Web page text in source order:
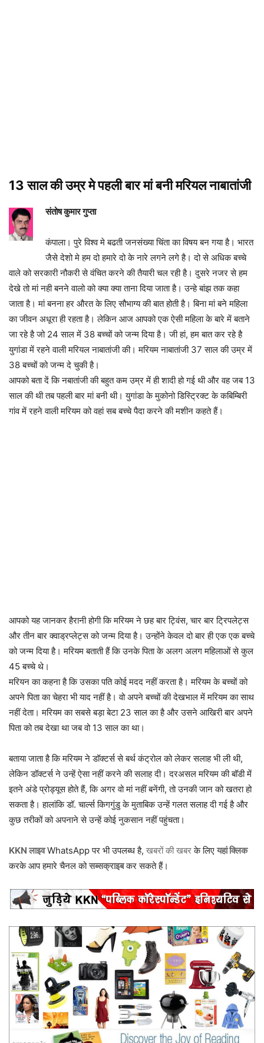
​13 साल की उम्र मे पहली बार मां बनी मरियल नाबातांजी
संतोष कुमार गुप्ता
कंपाला। पुरे विश्व मे बढती जनसंख्या चिंता का विषय बन गया है। भारत
जैसे देशो मे हम दो हमारे दो के नारे लगने लगे है। दो से अधिक बच्चे
वाले को सरकारी नौकरी से वंचित करने की तैयारी चल रही है। दुसरे नजर से हम
देखे तो मां नही बनने वालो को क्या क्या ताना दिया जाता है। उन्हे बांझ तक कहा
जाता है। मां बनना हर औरत के लिए सौभाग्य की बात होती है। बिना मां बने महिला
का जीवन अधूरा ही रहता है। लेकिन आज आपको एक ऐसी महिला के बारे में बताने
जा रहे है जो 24 साल में 38 बच्चों को जन्म दिया है। जी हां, हम बात कर रहे है
युगांडा में रहने वाली मरियल नाबातांजी की। मरियम नाबातांजी 37 साल की उम्र में
38 बच्चों को जन्म दे चुकी है।
आपको बता दें कि नबातांजी की बहुत कम उम्र में ही शादी हो गई थी और वह जब 13
साल की थी तब पहली बार मां बनी थी। युगांडा के मुकोनो डिस्ट्रिक्ट के कबिम्बिरी
गांव में रहने वाली मरियम को वहां सब बच्चे पैदा करने की मशीन कहते हैं।
आपको यह जानकर हैरानी होगी कि मरियम ने छह बार ट्विंस, चार बार ट्रिपलेट्स
और तीन बार क्वाड्रप्लेट्स को जन्म दिया है। उन्होंने केवल दो बार ही एक एक बच्चे
को जन्म दिया है। मरियम बताती हैं कि उनके पिता के अलग अलग महिलाओं से कुल
45 बच्चे थे।
मरियन का कहना है कि उसका पति कोई मदद नहीं करता है। मरियम के बच्चों को
अपने पिता का चेहरा भी याद नहीं है। वो अपने बच्चों की देखभाल में मरियम का साथ
नहीं देता। मरियम का सबसे बड़ा बेटा 23 साल का है और उसने आखिरी बार अपने
पिता को तब देखा था जब वो 13 साल का था।
बताया जाता है कि मरियम ने डॉक्टर्स से बर्थ कंट्रोल को लेकर सलाह भी ली थी,
लेकिन डॉक्टर्स ने उन्हें ऐसा नहीं करने की सलाह दी। दरअसल मरियम की बॉडी में
इतने अंडे प्रोड्यूस होते हैं, कि अगर वो मां नहीं बनेंगी, तो उनकी जान को खतरा हो
सकता है। हालांकि डॉ. चार्ल्स किगगुंडु के मुताबिक उन्हें गलत सलाह दी गई है और
कुछ तरीकों को अपनाने से उन्हें कोई नुकसान नहीं पहुंचता।
KKN लाइवWhatsApp पर भी उपलब्ध है, खबरों की खबरके लिए यहां क्लिक
करके आप हमारे चैनल कोसब्सक्राइबकर सकते हैं।